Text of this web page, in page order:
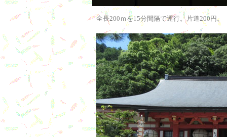
全長200ｍを15分間隔で運行。片道200円。